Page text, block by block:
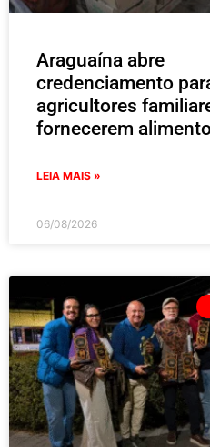
Araguaína abre
credenciamento
agricultores
fornecerem
LEIA MAIS »
06/08/2026